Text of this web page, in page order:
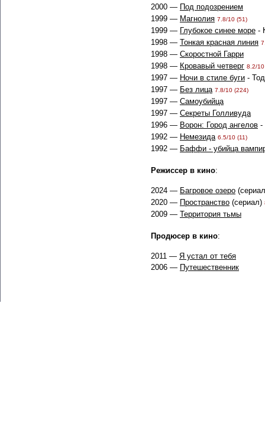
2000 — Под подозрением
1999 — Магнолия 7.8/10 (51)
1999 — Глубокое синее море -
1998 — Тонкая красная линия
1998 — Скоростной Гарри
1998 — Кровавый четверг 8.2/
1997 — Ночи в стиле буги -
1997 — Без лица 7.8/10 (224)
1997 — Самоубийца
1997 — Секреты Голливуда
1996 — Ворон: Город ангелов -
1992 — Немезида 6.5/10 (11)
1992 — Баффи - убийца
Режиссер в кино:
2024 — Багровое озеро
2020 — Пространство (сериал)
2009 — Территория тьмы
Продюсер в кино:
2011 — Я устал от тебя
2006 — Путешественник